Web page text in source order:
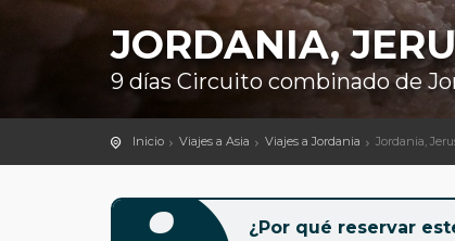
JORDANIA,
9 días Circuito combinado de
Inicio Viajes a Asia Viajes a Jordania Jordania,
¿Por qué reservar